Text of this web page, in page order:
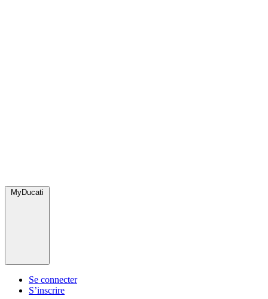
MyDucati
Se connecter
S’inscrire